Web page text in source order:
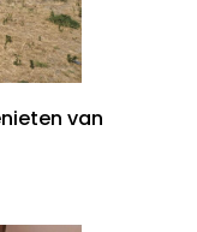
van